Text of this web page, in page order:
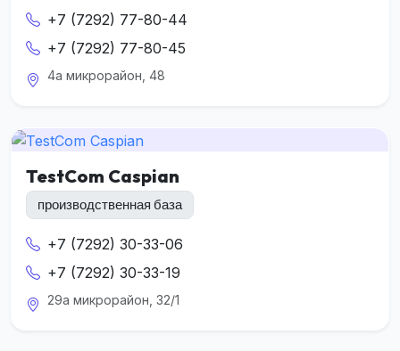
+7 (7292) 77-80-44
+7 (7292) 77-80-45
4а микрорайон, 48
TestCom Caspian
производственная база
+7 (7292) 30-33-06
+7 (7292) 30-33-19
29а микрорайон, 32/1